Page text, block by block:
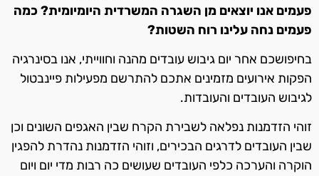
פעמים אנו יוצאים מן השגרה המשרדית היומיומית? כמה
פעמים נחה עלינו רוח השטות?
בחיפושכם אחר יום גיבוש עובדים מהנה וחווייתי, אנו בסינרגיה
הפקות אירועים מזמינים אתכם להתרשם מפעילות פיינבטול
לגיבוש העובדים והעובדות.
זוהי הזדמנות נפלאה לשבירת הקרח שבין האגפים השונים וכן
שבין העובדים לדרגים הבכירים, וזוהי הזדמנות נהדרת להפגין
הוקרה והערכה כלפי העובדים שעושים כה רבות מדי יום ויום